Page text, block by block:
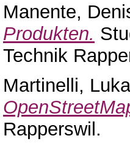
Manente,
Produkten.
Technik
Martinelli,
Rapperswil.